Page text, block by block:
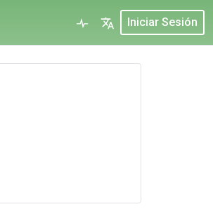
Iniciar Sesión